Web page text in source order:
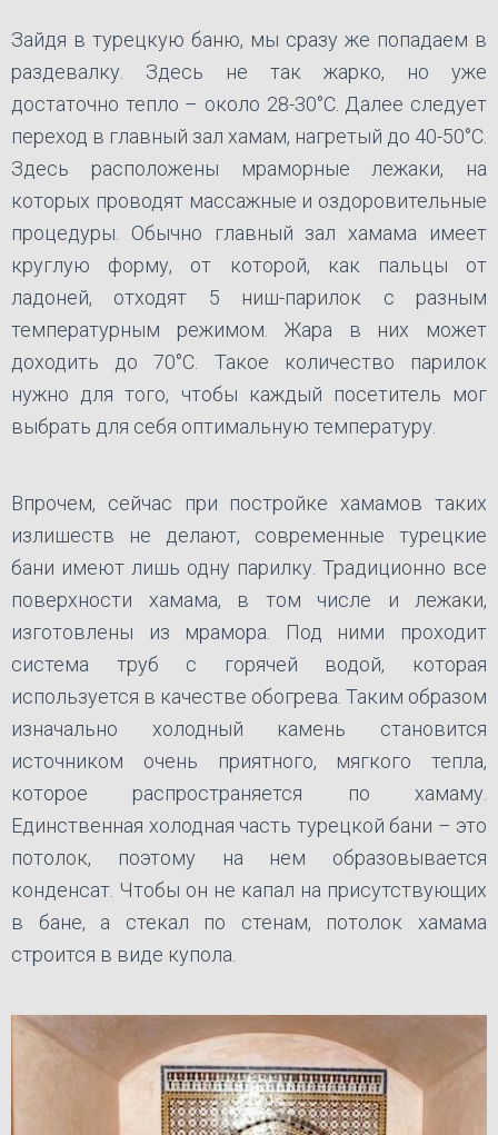
Зайдя в турецкую баню, мы сразу же попадаем в
раздевалку. Здесь не так жарко, но уже
достаточно тепло – около 28-30°С. Далее следует
переход в главный зал хамам, нагретый до 40-50°С.
Здесь расположены мраморные лежаки, на
которых проводят массажные и оздоровительные
процедуры. Обычно главный зал хамама имеет
круглую форму, от которой, как пальцы от
ладоней, отходят 5 ниш-парилок с разным
температурным режимом. Жара в них может
доходить до 70°C. Такое количество парилок
нужно для того, чтобы каждый посетитель мог
выбрать для себя оптимальную температуру.
Впрочем, сейчас при постройке хамамов таких
излишеств не делают, современные турецкие
бани имеют лишь одну парилку. Традиционно все
поверхности хамама, в том числе и лежаки,
изготовлены из мрамора. Под ними проходит
система труб с горячей водой, которая
используется в качестве обогрева. Таким образом
изначально холодный камень становится
источником очень приятного, мягкого тепла,
которое распространяется по хамаму.
Единственная холодная часть турецкой бани – это
потолок, поэтому на нем образовывается
конденсат. Чтобы он не капал на присутствующих
в бане, а стекал по стенам, потолок хамама
строится в виде купола.